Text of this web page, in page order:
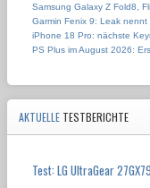
Samsung Galaxy Z Fold8,
Garmin Fenix 9: Leak nennt
iPhone 18 Pro: nächste
PS Plus im August 2026:
AKTUELLE TESTBERICHTE
Test: LG UltraGear